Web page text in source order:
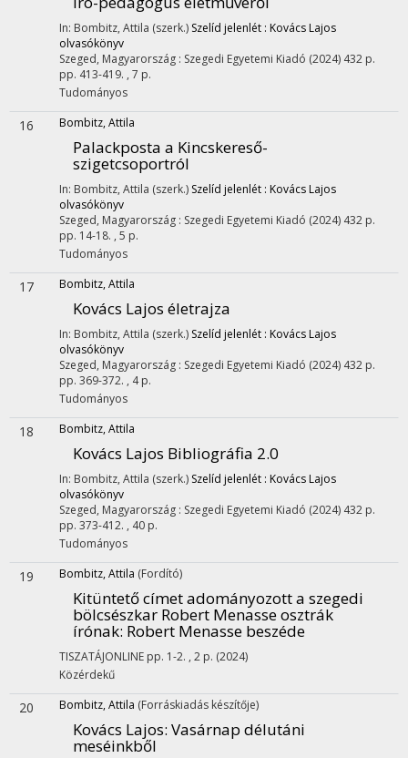
In: Bombitz, Attila (szerk.) Szelíd jelenlét : Kovács Lajos
olvasókönyv
Szeged, Magyarország : Szegedi Egyetemi Kiadó (2024) 432 p.
pp. 413-419. , 7 p.
Tudományos
16 Bombitz, Attila
Palackposta a Kincskereső-
szigetcsoportról
In: Bombitz, Attila (szerk.) Szelíd jelenlét : Kovács Lajos
olvasókönyv
Szeged, Magyarország : Szegedi Egyetemi Kiadó (2024) 432 p.
pp. 14-18. , 5 p.
Tudományos
17 Bombitz, Attila
Kovács Lajos életrajza
In: Bombitz, Attila (szerk.) Szelíd jelenlét : Kovács Lajos
olvasókönyv
Szeged, Magyarország : Szegedi Egyetemi Kiadó (2024) 432 p.
pp. 369-372. , 4 p.
Tudományos
18 Bombitz, Attila
Kovács Lajos Bibliográfia 2.0
In: Bombitz, Attila (szerk.) Szelíd jelenlét : Kovács Lajos
olvasókönyv
Szeged, Magyarország : Szegedi Egyetemi Kiadó (2024) 432 p.
pp. 373-412. , 40 p.
Tudományos
19 Bombitz, Attila (Fordító)
Kitüntető címet adományozott a szegedi
bölcsészkar Robert Menasse osztrák
írónak: Robert Menasse beszéde
TISZATÁJONLINE pp. 1-2. , 2 p. (2024)
Közérdekű
20 Bombitz, Attila (Forráskiadás készítője)
Kovács Lajos: Vasárnap délutáni
meséinkből